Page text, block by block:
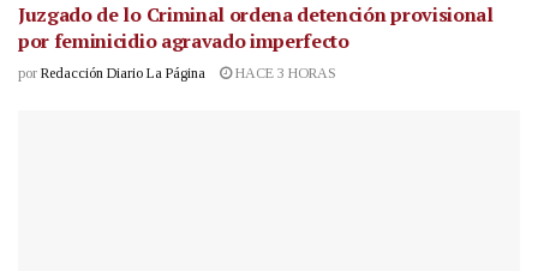
Juzgado de lo Criminal ordena detención provisional
por feminicidio agravado imperfecto
por Redacción Diario La Página HACE 3 HORAS